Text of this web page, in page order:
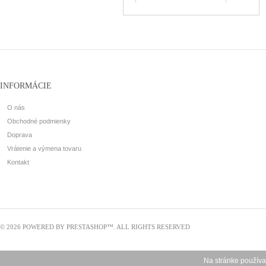
INFORMÁCIE
O nás
Obchodné podmienky
Doprava
Vrátenie a výmena tovaru
Kontakt
© 2026 POWERED BY PRESTASHOP™. ALL RIGHTS RESERVED
Na stránke